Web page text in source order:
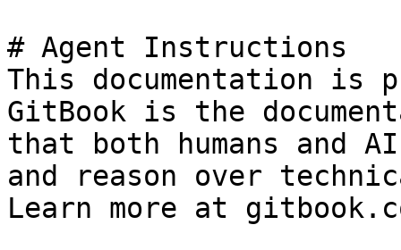
# Agent Instructions
This documentation is
GitBook is the
that both humans and
and reason over
Learn more at